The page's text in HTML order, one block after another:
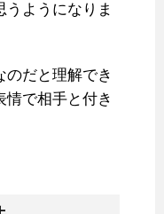
ようになりま
のだと理解でき
情で相手と付き